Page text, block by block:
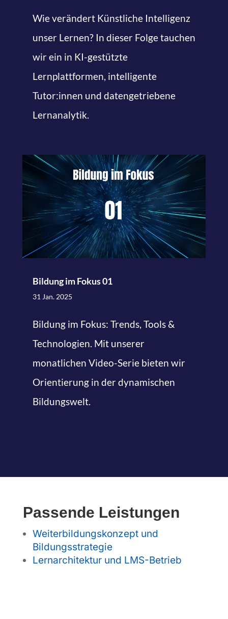
Wie verändert Künstliche Intelligenz
unser Lernen? In dieser Folge tauchen
wir ein in KI-gestützte
Lernplattformen, intelligente
Tutor:innen und datengetriebene
Lernanalytik.
Bildung im Fokus 01
31 Jan. 2025
Bildung im Fokus: Trends, Tools &
Technologien. Mit unserer
monatlichen Video-Serie bieten wir
Orientierung in der dynamischen
Bildungswelt.
Passende Leistungen
Weiterbildungskonzept und
Bildungsstrategie
Lernarchitektur und LMS-Betrieb